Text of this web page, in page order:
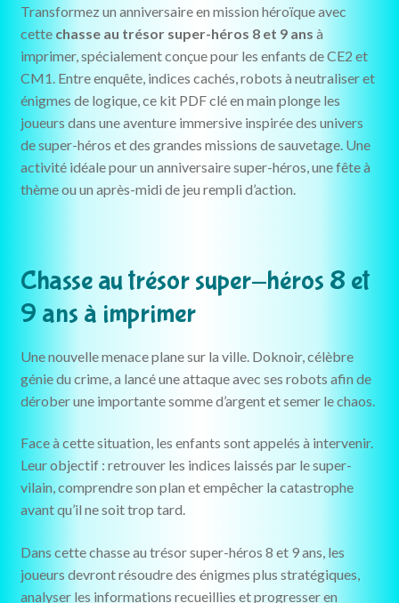
Transformez un anniversaire en mission héroïque avec
cette chasse au trésor super-héros 8 et 9 ans à
imprimer, spécialement conçue pour les enfants de CE2 et
CM1. Entre enquête, indices cachés, robots à neutraliser et
énigmes de logique, ce kit PDF clé en main plonge les
joueurs dans une aventure immersive inspirée des univers
de super-héros et des grandes missions de sauvetage. Une
activité idéale pour un anniversaire super-héros, une fête à
thème ou un après-midi de jeu rempli d’action.
Chasse au trésor super-héros 8 et
9 ans à imprimer
Une nouvelle menace plane sur la ville. Doknoir, célèbre
génie du crime, a lancé une attaque avec ses robots afin de
dérober une importante somme d’argent et semer le chaos.
Face à cette situation, les enfants sont appelés à intervenir.
Leur objectif : retrouver les indices laissés par le super-
vilain, comprendre son plan et empêcher la catastrophe
avant qu’il ne soit trop tard.
Dans cette chasse au trésor super-héros 8 et 9 ans, les
joueurs devront résoudre des énigmes plus stratégiques,
analyser les informations recueillies et progresser en